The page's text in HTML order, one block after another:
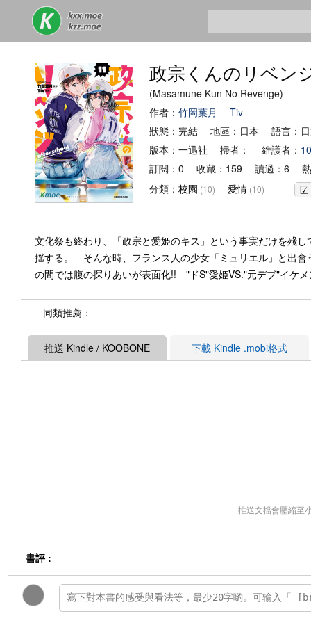
政宗くんのリベン
(Masamune Kun No Revenge)
作者： 竹岡葉月
Tiv
狀態：完結 地區：日本 語言：
版本：一迅社 掃者： 維護者：
訂閱：0 收藏：159 讀過：6 熱
分類： 校園 (10) 愛情 (10)
文化祭も終わり、「政宗と愛姫のキス」という事実だけを殘
揺する。 そんな時、フランス人の少女「ミュリエル」と出
の間では腹の探りあいが表面化!! "ドS"愛姫VS."元デブ"イケ
同類推薦：
推送 Kindle / KOOBONE 下載 Kindle .mobi格式
推送文檔會壓縮至
書評 :